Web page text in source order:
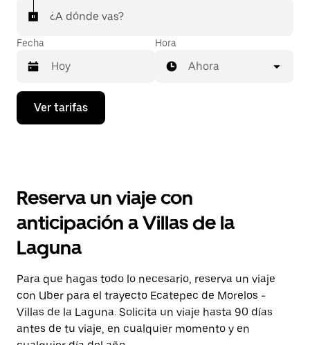
¿A dónde vas?
Fecha
Presiona
flecha
el
y
selecciona
una
fecha.
Presiona
la
tecla Esc
para
cerrar
el
Hora
Ahora
Ver tarifas
Reserva un viaje con
anticipación a Villas de la
Laguna
Para que hagas todo lo necesario, reserva un viaje
con Uber para el trayecto Ecatepec de Morelos -
Villas de la Laguna. Solicita un viaje hasta 90 días
antes de tu viaje, en cualquier momento y en